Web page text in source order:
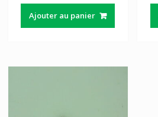
Ajouter au panier